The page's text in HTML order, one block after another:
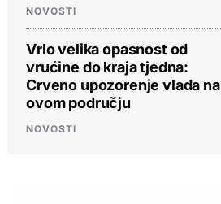
NOVOSTI
Vrlo velika opasnost od
vrućine do kraja tjedna:
Crveno upozorenje vlada na
ovom području
NOVOSTI